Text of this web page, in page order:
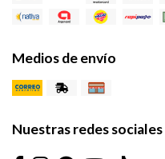
Medios de envío
Nuestras redes sociales